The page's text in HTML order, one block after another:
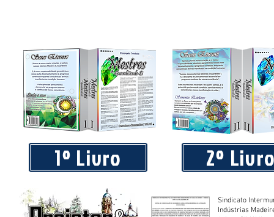
1º Livro 2º
Sindicato
Indústrias